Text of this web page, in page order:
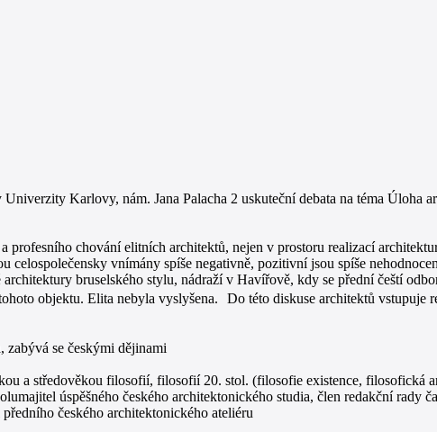
Karlovy, nám. Jana Palacha 2 uskuteční debata na téma Úloha
profesního chování elitních architektů, nejen v prostoru realizací
vnímány spíše negativně, pozitivní jsou spíše
bruselského stylu, nádraží v Havířově, kdy se přední čeští
objektu. Elita nebyla vyslyšena. Do této diskuse architektů vstupuje
se českými dějinami
a středověkou filosofií, filosofií 20. stol. (filosofie existence, filosofická
úspěšného českého architektonického studia, člen redakční rady
českého architektonického ateliéru